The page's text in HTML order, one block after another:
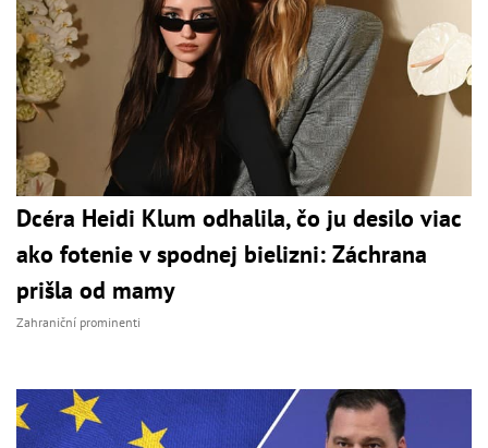
Dcéra Heidi Klum odhalila, čo ju desilo viac
ako fotenie v spodnej bielizni: Záchrana
prišla od mamy
Zahraniční prominenti